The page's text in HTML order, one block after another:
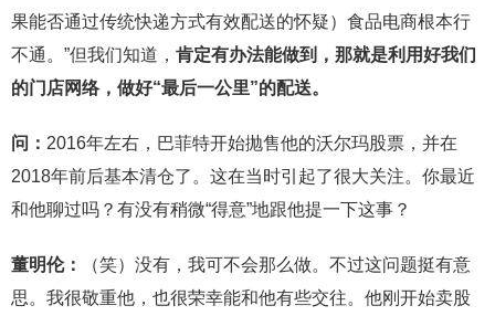
果能否通过传统快递方式有效配送的怀疑）食品电商根本行
不通。”但我们知道， 肯定有办法能做到，那就是利用好我们
的门店网络，做好“最后一公里”的配送。
问： 2016年左右，巴菲特开始抛售他的沃尔玛股票，并在
2018年前后基本清仓了。这在当时引起了很大关注。你最近
和他聊过吗？有没有稍微“得意”地跟他提一下这事？
董明伦：
（笑）没有，我可不会那么做。不过这问题挺有意
思。我很敬重他，也很荣幸能和他有些交往。他刚开始卖股